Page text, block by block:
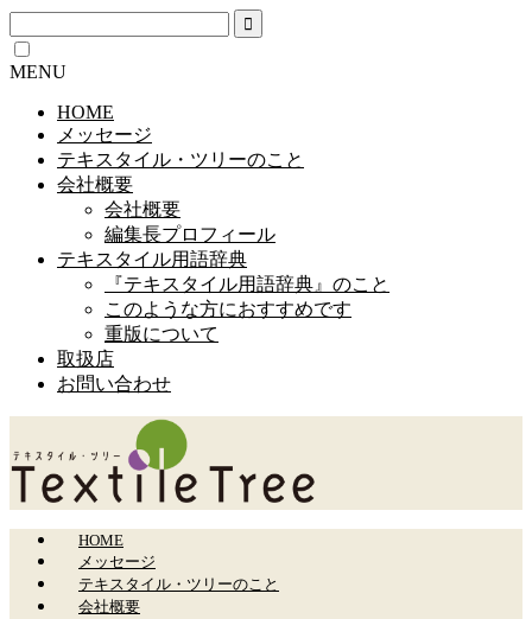
MENU
HOME
メッセージ
テキスタイル・ツリーのこと
会社概要
会社概要
編集長プロフィール
テキスタイル用語辞典
『テキスタイル用語辞典』のこと
このような方におすすめです
重版について
取扱店
お問い合わせ
HOME
メッセージ
テキスタイル・ツリーのこと
会社概要